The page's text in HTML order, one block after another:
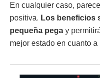
En cualquier caso,
positiva. Los beneficios
pequeña pega y
mejor estado en cuanto